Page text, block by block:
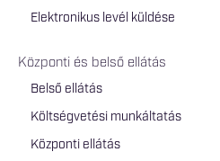
Elektronikus levél küldése
Központi és belső ellátás
Belső ellátás
Költségvetési munkáltatás
Központi ellátás